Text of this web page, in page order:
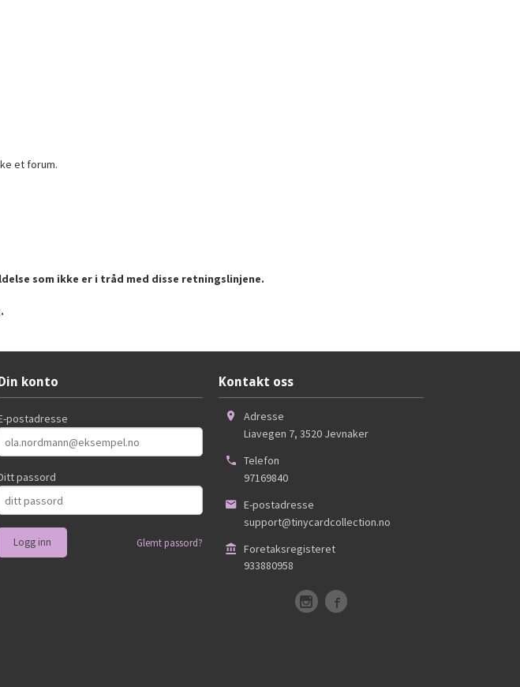
et forum.
som ikke er i tråd med disse retningslinjene.
Din konto
postadresse
passord
Glemt passord?
Kontakt oss
Adresse
Liavegen 7, 3520 Jevnaker
Telefon
97169840
E-postadresse
support@tinycardcollection.no
Foretaksregisteret
933880958